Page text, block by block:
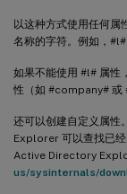
以这种方式使用任何属
名称的字符。例如，#l#
如果不能使用 #l# 属性
性（如 #company# 或
还可以创建自定义属性
Explorer 可以查找已
Active Directory
us/sysinternals/